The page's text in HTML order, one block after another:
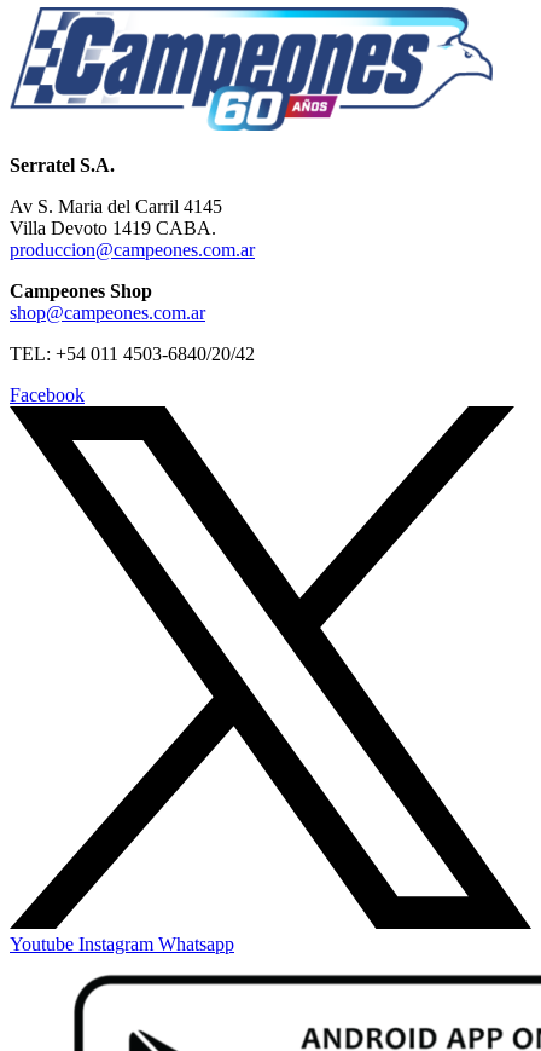
Serratel S.A.
Av S. Maria del Carril 4145
Villa Devoto 1419 CABA.
produccion@campeones.com.ar
Campeones Shop
shop@campeones.com.ar
TEL: +54 011 4503-6840/20/42
Facebook
Youtube Instagram Whatsapp